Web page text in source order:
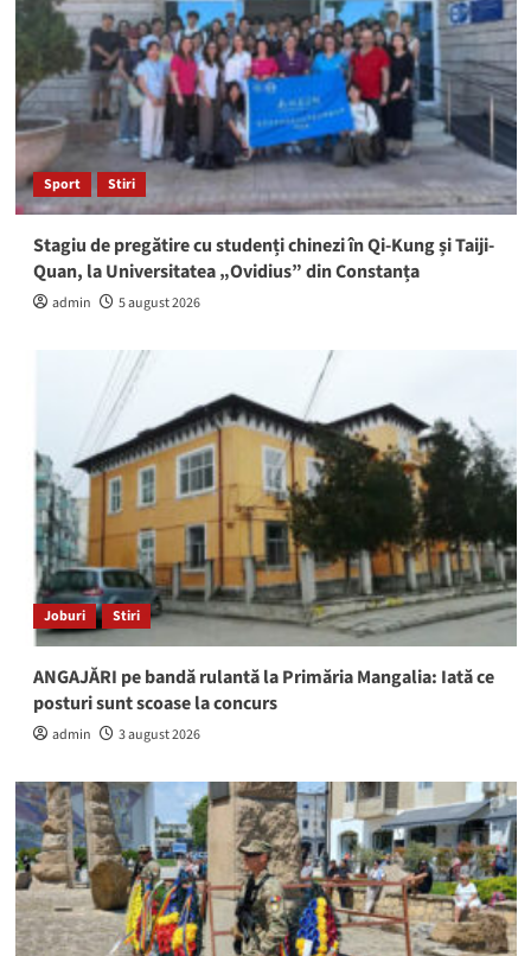
Sport Stiri
Stagiu de pregătire cu studenți chinezi în Qi-Kung și Taiji-
Quan, la Universitatea „Ovidius” din Constanța
admin 5 august 2026
Joburi Stiri
ANGAJĂRI pe bandă rulantă la Primăria Mangalia: Iată ce
posturi sunt scoase la concurs
admin 3 august 2026